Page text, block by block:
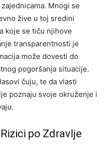
Mnogi se
žive u toj sredini
koje se tiču njihove
transparentnosti je
može dovesti do
pogoršanja situacije.
čuju, te da vlasti
poznaju svoje okruženje i
po Zdravlje